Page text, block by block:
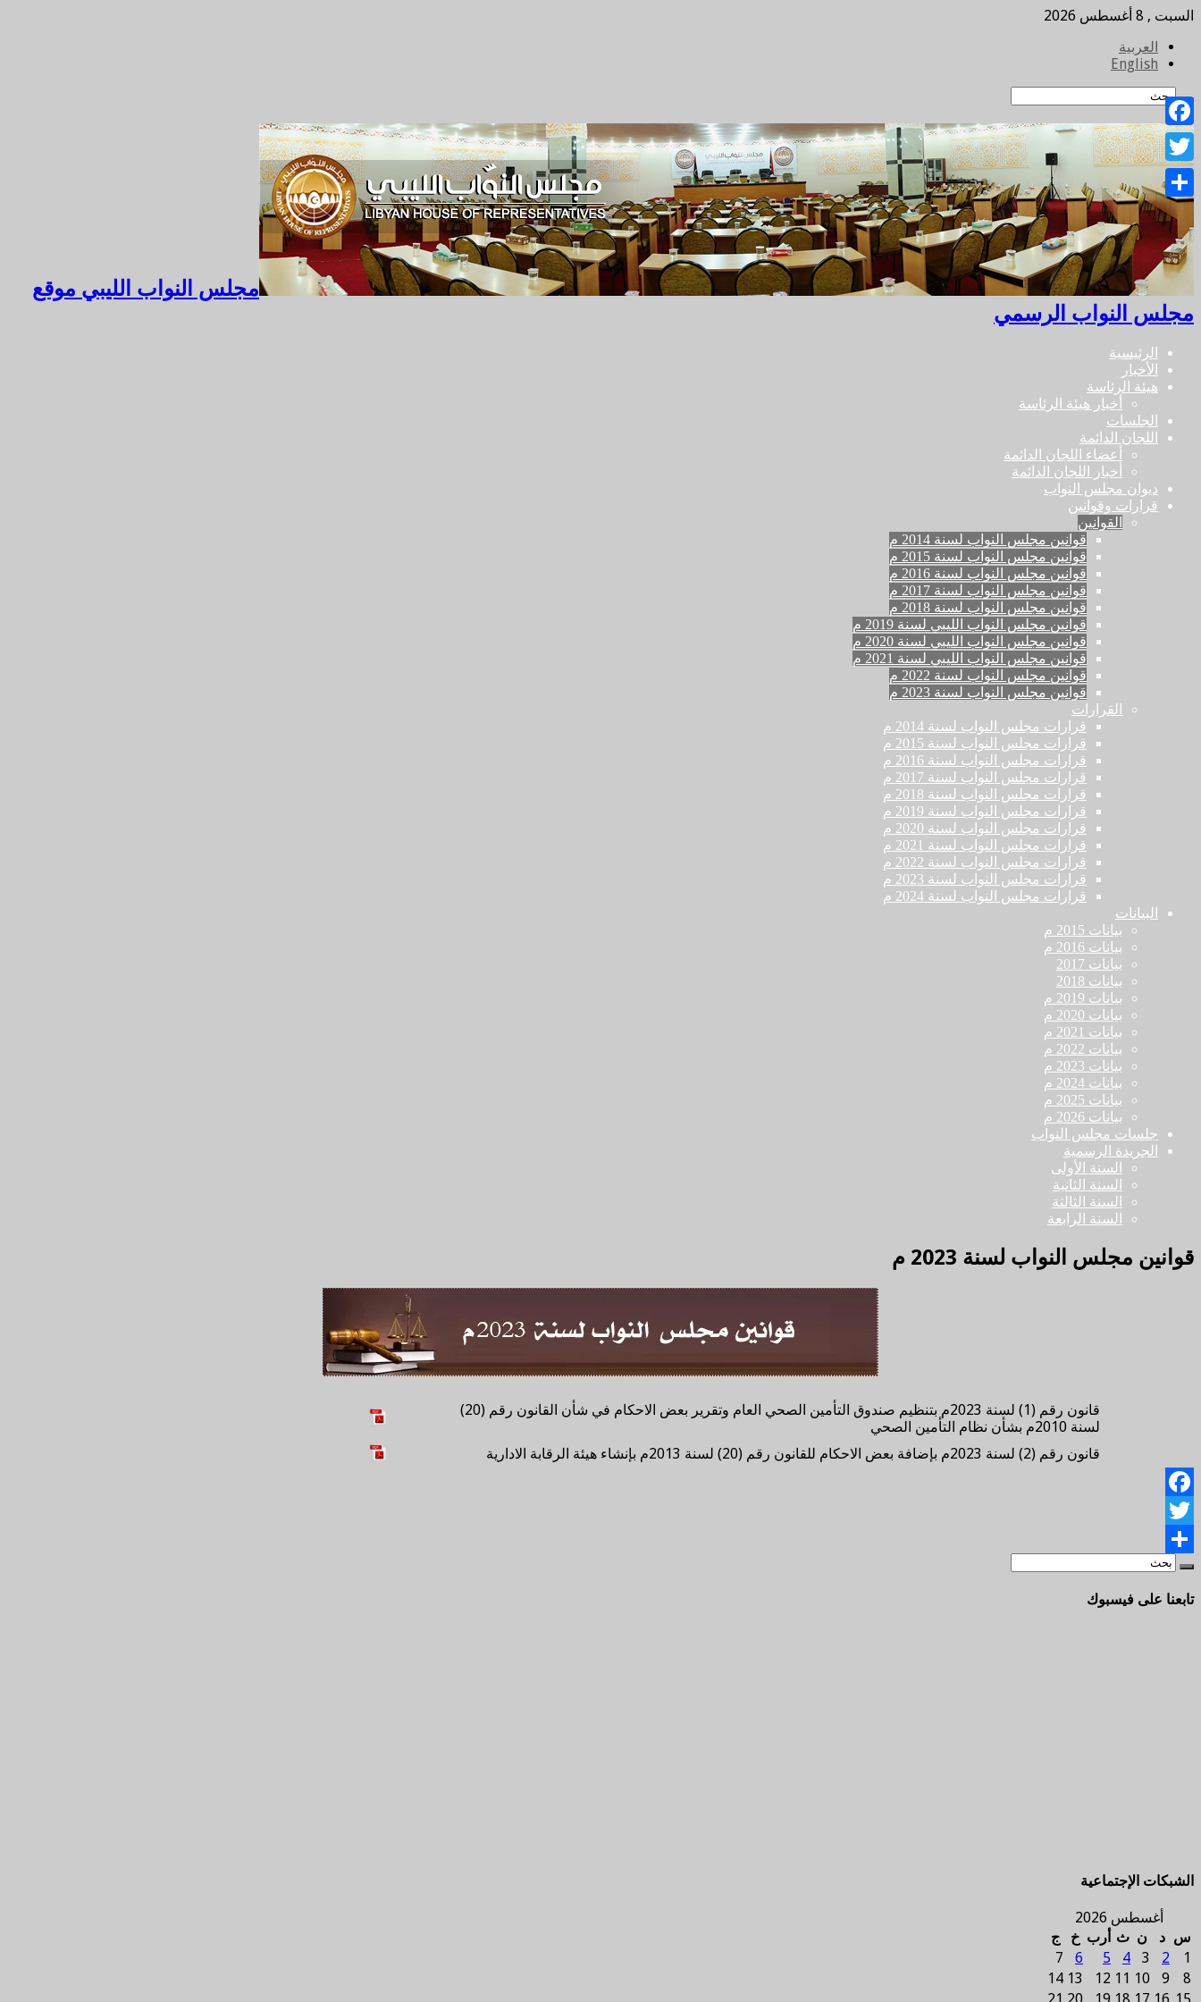
السبت , 8 أغسطس 2026
العربية
English
مجلس النواب الليبي موقع
مجلس النواب الرسمي
الرئيسية
الأخبار
هيئة الرئاسة
أخبار هيئة الرئاسة
الجلسات
اللجان الدائمة
أعضاء اللجان الدائمة
أخبار اللجان الدائمة
ديوان مجلس النواب
قرارات وقوانين
القوانين
قوانين مجلس النواب لسنة 2014 م
قوانين مجلس النواب لسنة 2015 م
قوانين مجلس النواب لسنة 2016 م
قوانين مجلس النواب لسنة 2017 م
قوانين مجلس النواب لسنة 2018 م
قوانين مجلس النواب الليبي لسنة 2019 م
قوانين مجلس النواب الليبي لسنة 2020 م
قوانين مجلس النواب الليبي لسنة 2021 م
قوانين مجلس النواب لسنة 2022 م
قوانين مجلس النواب لسنة 2023 م
القرارات
قرارات مجلس النواب لسنة 2014 م
قرارات مجلس النواب لسنة 2015 م
قرارات مجلس النواب لسنة 2016 م
قرارات مجلس النواب لسنة 2017 م
قرارات مجلس النواب لسنة 2018 م
قرارات مجلس النواب لسنة 2019 م
قرارات مجلس النواب لسنة 2020 م
قرارات مجلس النواب لسنة 2021 م
قرارات مجلس النواب لسنة 2022 م
قرارات مجلس النواب لسنة 2023 م
قرارات مجلس النواب لسنة 2024 م
البيانات
بيانات 2015 م
بيانات 2016 م
بيانات 2017
بيانات 2018
بيانات 2019 م
بيانات 2020 م
بيانات 2021 م
بيانات 2022 م
بيانات 2023 م
بيانات 2024 م
بيانات 2025 م
بيانات 2026 م
جلسات مجلس النواب
الجريدة الرسمية
السنة الأولى
السنة الثانية
السنة الثالثة
السنة الرابعة
قوانين مجلس النواب لسنة 2023 م
قانون رقم (1) لسنة 2023م بتنظيم صندوق التأمين الصحي العام وتقرير بعض الاحكام في شأن القانون رقم (20)
لسنة 2010م بشأن نظام التأمين الصحي
قانون رقم (2) لسنة 2023م بإضافة بعض الاحكام للقانون رقم (20) لسنة 2013م بإنشاء هيئة الرقابة الادارية
Facebook
Twitter
Share
تابعنا على فيسبوك
الشبكات الإجتماعية
أغسطس 2026
س د ن ث أرب خ
ج
1
2
3
4
5
6
7
8
9
10
11
12
13
14
15
16
17
18
19
20
21
Facebook
Twitter
Share